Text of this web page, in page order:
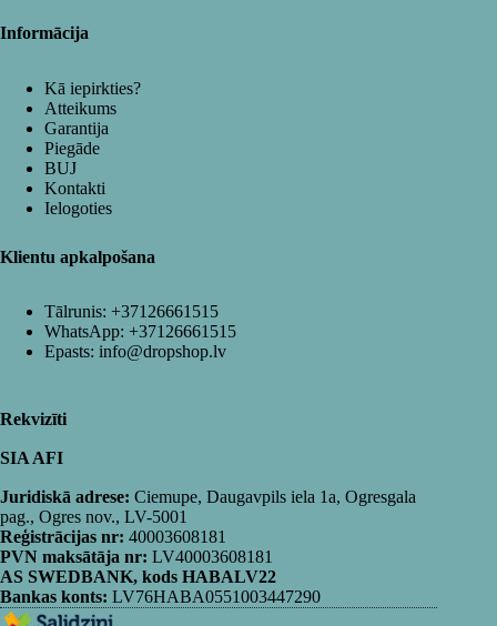
Informācija
Kā iepirkties?
Atteikums
Garantija
Piegāde
BUJ
Kontakti
Ielogoties
Klientu apkalpošana
Tālrunis: +37126661515
WhatsApp: +37126661515
Epasts: info@dropshop.lv
Rekvizīti
SIA AFI
Juridiskā adrese: Ciemupe, Daugavpils iela 1a, Ogresgala
pag., Ogres nov., LV-5001
Reģistrācijas nr: 40003608181
PVN maksātāja nr: LV40003608181
AS SWEDBANK, kods HABALV22
Bankas konts: LV76HABA0551003447290